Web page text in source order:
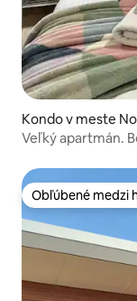
Kondo v meste
Veľký apartmán.
Obľúbené medzi
Obľúbené medzi